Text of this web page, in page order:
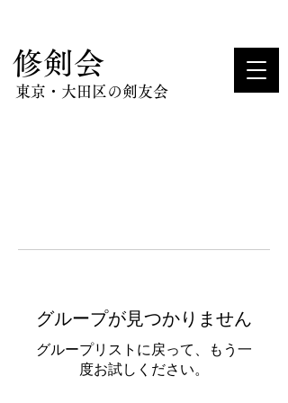
​修剣会
東京・大田区の剣友会
グループが見つかりません
グループリストに戻って、もう一
度お試しください。